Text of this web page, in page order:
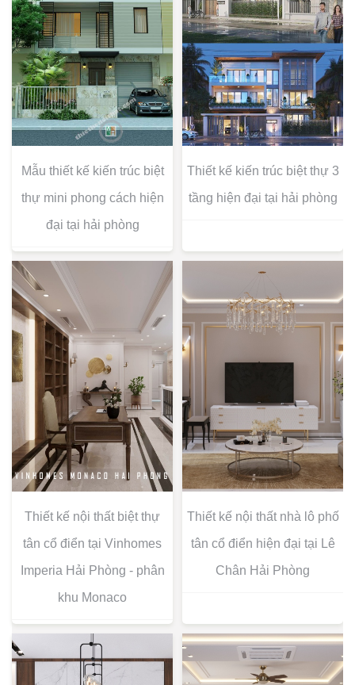
Mẫu thiết kế kiến trúc biệt
thự mini phong cách hiện
đại tại hải phòng
Thiết kế kiến trúc biệt thự 3
tầng hiện đại tại hải phòng
Thiết kế nội thất biệt thự
tân cổ điển tại Vinhomes
Imperia Hải Phòng - phân
khu Monaco
Thiết kế nội thất nhà lô phố
tân cổ điển hiện đại tại Lê
Chân Hải Phòng